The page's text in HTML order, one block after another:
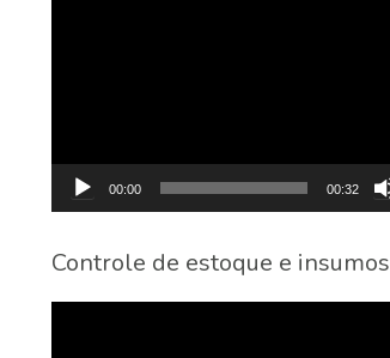
00:00 00:32
Controle de estoque e insumos